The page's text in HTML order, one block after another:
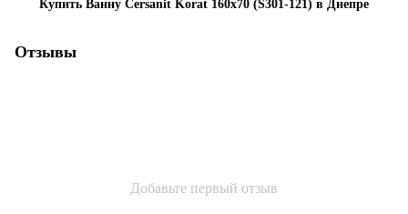
Купить Ванну Cersanit Korat 160x70 (S301-121) в Днепре
Отзывы
Добавьте первый отзыв